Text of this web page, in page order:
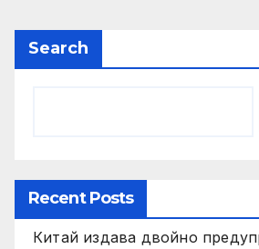
Search
Recent Posts
Китай издава двойно